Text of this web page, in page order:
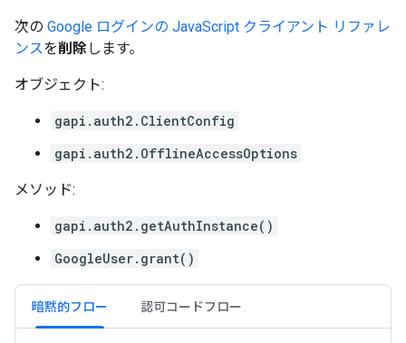
次の Google ログインの JavaScript クライアント リファレ
ンスを削除します。
オブジェクト:
gapi.auth2.ClientConfig
gapi.auth2.OfflineAccessOptions
メソッド:
gapi.auth2.getAuthInstance()
GoogleUser.grant()
暗黙的フロー 認可コードフロー